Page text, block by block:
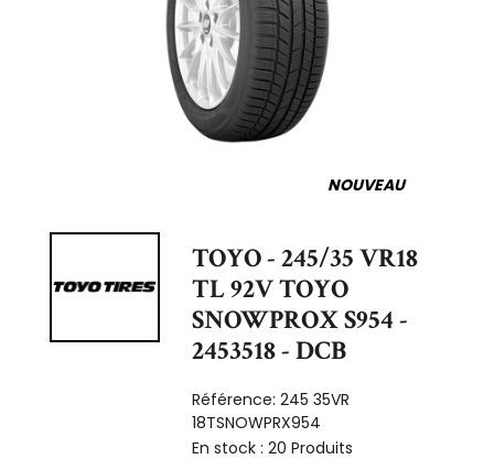
NOUVEAU
TOYO - 245/35 VR18
TL 92V TOYO
SNOWPROX S954 -
2453518 - DCB
Référence:245 35VR
18TSNOWPRX954
En stock :20 Produits